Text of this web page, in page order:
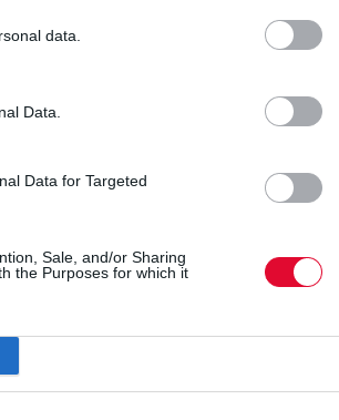
data.
Data.
Data for Targeted
Sale, and/or Sharing
the Purposes for which it